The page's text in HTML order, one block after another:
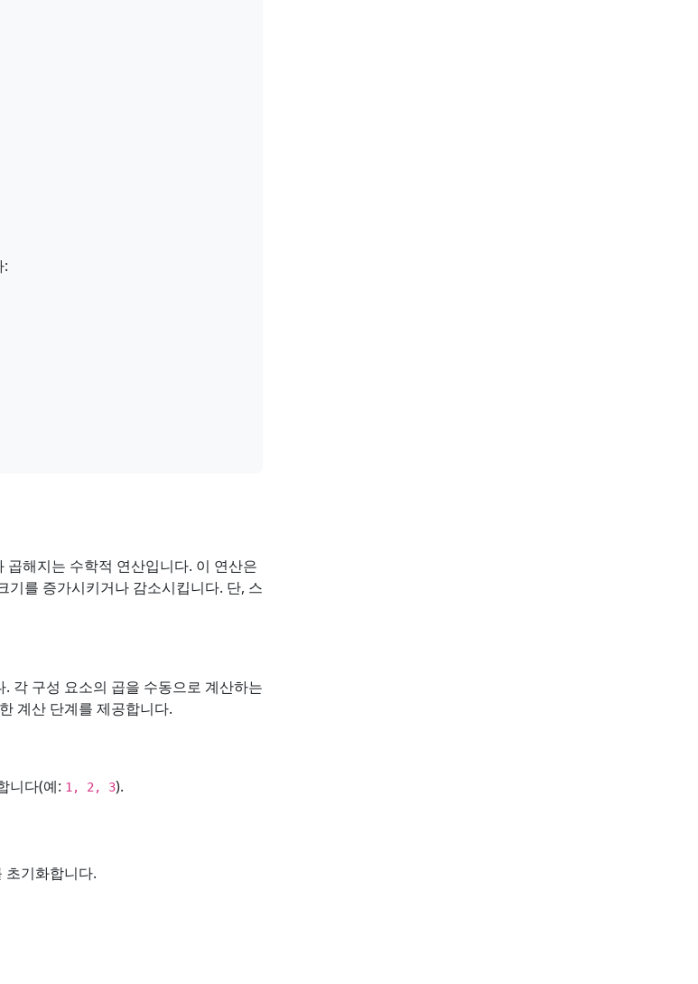
:
해지는 수학적 연산입니다. 이 연산은
기를 증가시키거나 감소시킵니다. 단, 스
각 구성 요소의 곱을 수동으로 계산하는
계산 단계를 제공합니다.
니다(예: 1, 2, 3).
초기화합니다.